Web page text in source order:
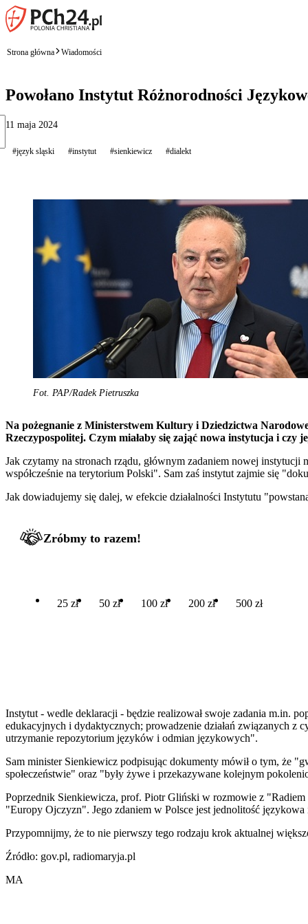
Strona główna Wiadomości
Powołano Instytut Różnorodności
11 maja 2024
#język sląski #instytut #sienkiewicz #dialekt
Fot. PAP/Radek Pietruszka
Na pożegnanie z Ministerstwem Kultury i Dziedzictwa
Rzeczypospolitej. Czym miałaby się zająć nowa instytucja i czy
Jak czytamy na stronach rządu, głównym zadaniem nowej
współcześnie na terytorium Polski". Sam zaś instytut zajmie się
Jak dowiadujemy się dalej, w efekcie działalności Instytutu
Zróbmy to razem!
25 zł 50 zł 100 zł 200 zł 500 zł
Instytut - wedle deklaracji - będzie realizował swoje zadania m.in.
edukacyjnych i dydaktycznych; prowadzenie działań związanych z
utrzymanie repozytorium języków i odmian językowych".
Sam minister Sienkiewicz podpisując dokumenty mówił o tym, że
społeczeństwie" oraz "były żywe i przekazywane kolejnym
Poprzednik Sienkiewicza, prof. Piotr Gliński w rozmowie z
"Europy Ojczyzn". Jego zdaniem w Polsce jest jednolitość
Przypomnijmy, że to nie pierwszy tego rodzaju krok aktualnej
Źródło: gov.pl, radiomaryja.pl
MA